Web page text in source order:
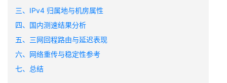
三、IPv4 归属地与机房属性
四、国内测速结果分析
五、三网回程路由与延迟表现
六、网络重传与稳定性参考
七、总结